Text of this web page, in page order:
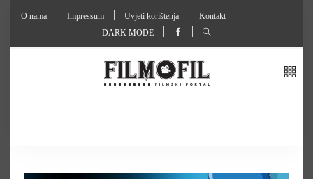
O nama Impressum Uvjeti korištenja
Kontakt
DARK MODE